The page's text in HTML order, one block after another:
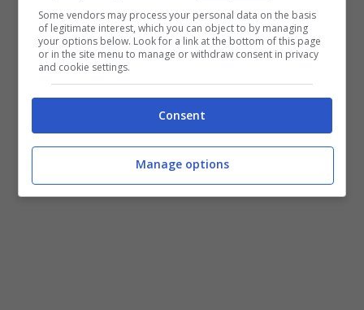
vedo e dei cortissimi pantaloncini che
lasciavano scoperte tutte le sue gambe.
Some vendors may process your personal data on the basis
of legitimate interest, which you can object to by managing
your options below. Look for a link at the bottom of this page
or in the site menu to manage or withdraw consent in privacy
and cookie settings.
Consent
Manage options